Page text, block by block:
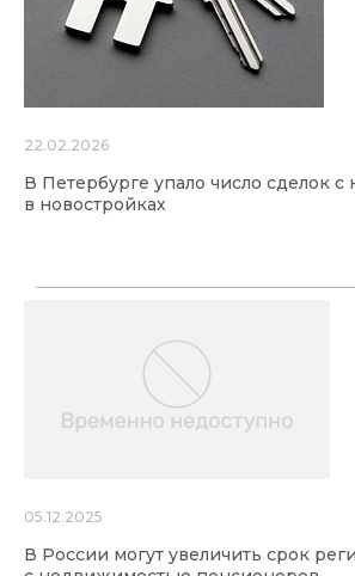
22.02.2026
В Петербурге упало число сделок
в новостройках
05.12.2025
В России могут увеличить срок